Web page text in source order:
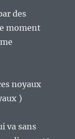
des
moment
noyaux
)
va sans